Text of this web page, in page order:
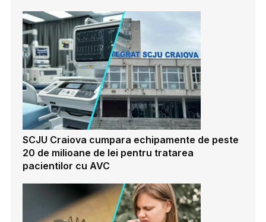
SCJU Craiova cumpara echipamente de peste
20 de milioane de lei pentru tratarea
pacientilor cu AVC